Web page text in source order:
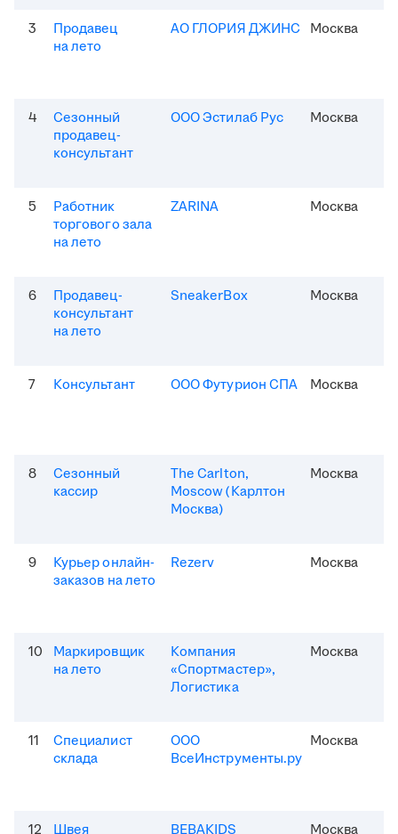
3
Продавец
на лето
АО ГЛОРИЯ ДЖИНС Москва
4
Сезонный
продавец-
консультант
ООО Эстилаб Рус Москва
5
Работник
торгового зала
на лето
ZARINA Москва
6
Продавец-
консультант
на лето
SneakerBox Москва
7 Консультант ООО Футурион СПА Москва
8
Сезонный
кассир
The Carlton,
Moscow (Карлтон
Москва)
Москва
9
Курьер онлайн-
заказов на лето
Rezerv Москва
10
Маркировщик
на лето
Компания
«Спортмастер»,
Логистика
Москва
11
Специалист
склада
ООО
ВсеИнструменты.ру
Москва
12
Швея
BEBAKIDS Москва